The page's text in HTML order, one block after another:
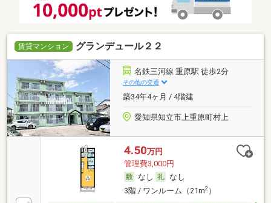
賃貸マンション グランデュール２２
名鉄三河線 重原駅 徒歩2分
その他の交通
築34年4ヶ月 / 4階建
愛知県知立市上重原町村上
4.50万円
管理費3,000円
なし
なし
3階 / ワンルーム（21m2）